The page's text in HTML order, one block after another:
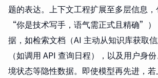
题的表达。上下文工程扩展至多层信息
“你是技术写手，语气需正式且精确”
据，如检索文档（AI 主动从知识库获取
（如调用 API 查询日程），以及用户身
境状态等隐性数据。即使模型再先进，